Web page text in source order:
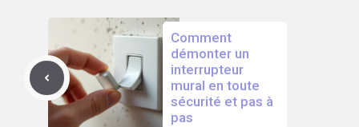
Comment
démonter un
interrupteur
mural en toute
sécurité et pas à
pas